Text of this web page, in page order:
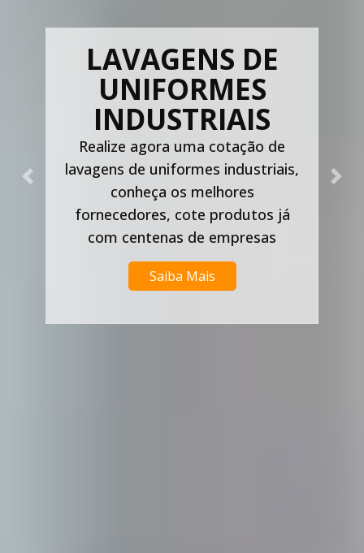
LAVAGENS DE
UNIFORMES
INDUSTRIAIS
Realize agora uma cotação de
lavagens de uniformes industriais,
conheça os melhores
fornecedores, cote produtos já
com centenas de empresas
Saiba Mais
Previous Next